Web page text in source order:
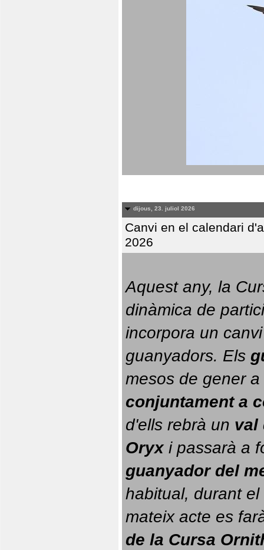
dijous, 23. juliol 2026
Canvi en el calendari
2026
Aquest any, la
dinàmica de
incorpora un
guanyadors. Els
conjuntament a
d'ells rebrà un val
Oryx i passarà a
guanyador del
habitual, durant el
mateix acte es
de la Cursa